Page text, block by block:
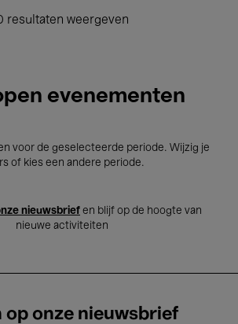
resultaten weergeven
evenementen
voor de geselecteerde periode. Wijzig je
of kies een andere periode.
nieuwsbrief en blijf op de hoogte van
nieuwe activiteiten
op onze nieuwsbrief